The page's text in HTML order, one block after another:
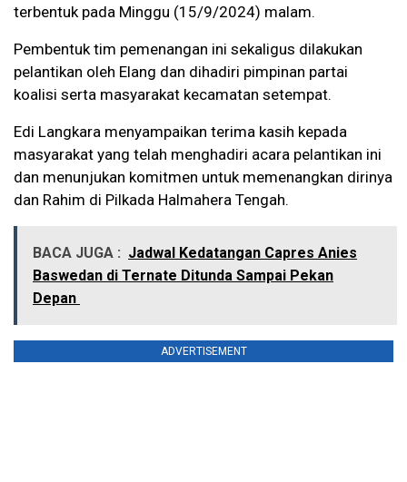
terbentuk pada Minggu (15/9/2024) malam.
Pembentuk tim pemenangan ini sekaligus dilakukan
pelantikan oleh Elang dan dihadiri pimpinan partai
koalisi serta masyarakat kecamatan setempat.
Edi Langkara menyampaikan terima kasih kepada
masyarakat yang telah menghadiri acara pelantikan ini
dan menunjukan komitmen untuk memenangkan dirinya
dan Rahim di Pilkada Halmahera Tengah.
BACA JUGA : Jadwal Kedatangan Capres Anies
Baswedan di Ternate Ditunda Sampai Pekan
Depan
ADVERTISEMENT